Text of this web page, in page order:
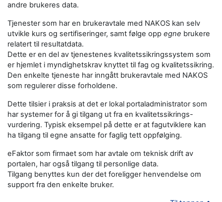
andre brukeres data.
Tjenester som har en brukeravtale med NAKOS kan selv
utvikle kurs og sertifiseringer, samt følge opp egne brukere
relatert til resultatdata.
Dette er en del av tjenestenes kvalitetssikringssystem som
er hjemlet i myndighetskrav knyttet til fag og kvalitetssikring.
Den enkelte tjeneste har inngått brukeravtale med NAKOS
som regulerer disse forholdene.
Dette tilsier i praksis at det er lokal portaladministrator som
har systemer for å gi tilgang ut fra en kvalitetssikrings-
vurdering. Typisk eksempel på dette er at fagutviklere kan
ha tilgang til egne ansatte for faglig tett oppfølging.
eFaktor som firmaet som har avtale om teknisk drift av
portalen, har også tilgang til personlige data.
Tilgang benyttes kun der det foreligger henvendelse om
support fra den enkelte bruker.